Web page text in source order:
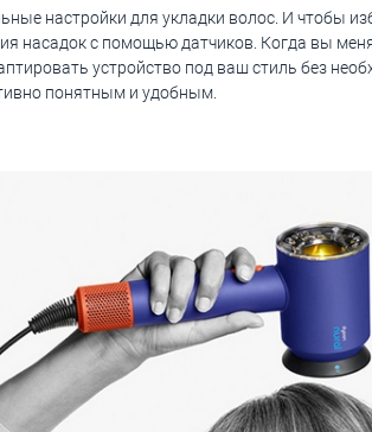
настройки для укладки волос. И чтобы
насадок с помощью датчиков. Когда вы
устройство под ваш стиль без
понятным и удобным.